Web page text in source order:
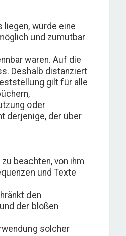
würde eine
und zumutbar
waren. Auf die
Deshalb distanziert
gilt für alle
oder
derjenige, der über
beachten, von ihm
und Texte
den
der bloßen
solcher